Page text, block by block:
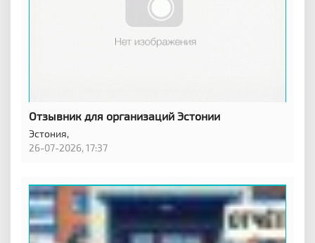
Отзывник для организаций Эстонии
Эстония,
26-07-2026, 17:37